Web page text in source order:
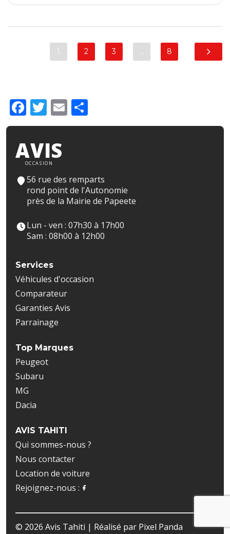
1 2 3 … 8
Facebook
Twitter
Email
AVIS
OCCASION
56 rue des remparts
rond point de l'Autonomie
près de la Mairie de Papeete
Lun - ven : 07h30 à 17h00
Sam : 08h00 à 12h00
Services
Véhicules d'occasion
Comparateur
Garanties Avis
Parrainage
Top Marques
Peugeot
Subaru
MG
Dacia
AVIS TAHITI
Qui sommes-nous ?
Nous contacter
Location de voiture
Rejoignez-nous :
© 2026 Avis Tahiti | Réalisé par Pixel Panda